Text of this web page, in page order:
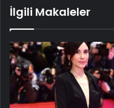
İlgili Makaleler